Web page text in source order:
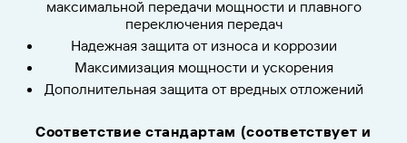
максимальной передачи мощности и плавного
переключения передач
Надежная защита от износа и коррозии
Максимизация мощности и ускорения
Дополнительная защита от вредных отложений
Соответствие стандартам (соответствует и